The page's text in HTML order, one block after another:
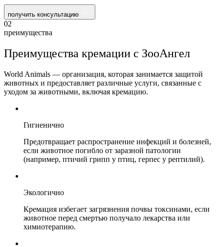
получить консультацию
02
преимущества
Преимущества кремации с ЗооАнгел
World Animals — организация, которая занимается защитой
животных и предоставляет различные услуги, связанные с
уходом за животными, включая кремацию.
Гигиенично
Предотвращает распространение инфекций и болезней,
если животное погибло от заразной патологии
(например, птичий грипп у птиц, герпес у рептилий).
Экологично
Кремация избегает загрязнения почвы токсинами, если
животное перед смертью получало лекарства или
химиотерапию.